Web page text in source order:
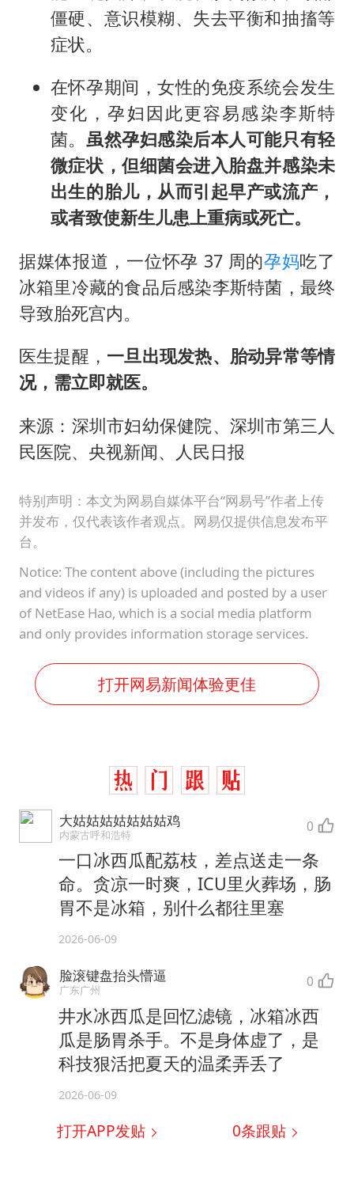
僵硬、意识模糊、失去平衡和抽搐等
症状。
在怀孕期间，女性的免疫系统会发生
变化，孕妇因此更容易感染李斯特
菌。 虽然孕妇感染后本人可能只有轻
微症状，但细菌会进入胎盘并感染未
出生的胎儿，从而引起早产或流产，
或者致使新生儿患上重病或死亡。
据媒体报道，一位怀孕 37 周的孕妈吃了
冰箱里冷藏的食品后感染李斯特菌，最终
导致胎死宫内。
医生提醒， 一旦出现发热、胎动异常等情
况，需立即就医。
来源：深圳市妇幼保健院、深圳市第三人
民医院、央视新闻、人民日报
特别声明：本文为网易自媒体平台“网易号”作者上传
并发布，仅代表该作者观点。网易仅提供信息发布平
台。
Notice: The content above (including the pictures
and videos if any) is uploaded and posted by a user
of NetEase Hao, which is a social media platform
and only provides information storage services.
打开网易新闻体验更佳
大姑姑姑姑姑姑姑鸡
内蒙古呼和浩特 0
一口冰西瓜配荔枝，差点送走一条
命。贪凉一时爽，ICU里火葬场，肠
胃不是冰箱，别什么都往里塞
2026-06-09
脸滚键盘抬头懵逼
广东广州 0
井水冰西瓜是回忆滤镜，冰箱冰西
瓜是肠胃杀手。不是身体虚了，是
科技狠活把夏天的温柔弄丢了
2026-06-09
打开APP发贴 0条跟贴